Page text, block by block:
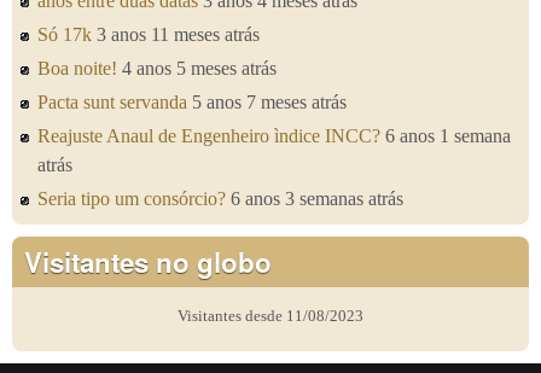
Só 17k 3 anos 11 meses atrás
Boa noite! 4 anos 5 meses atrás
Pacta sunt servanda 5 anos 7 meses atrás
Reajuste Anaul de Engenheiro ìndice INCC? 6 anos 1 semana
atrás
Seria tipo um consórcio? 6 anos 3 semanas atrás
Visitantes no globo
Visitantes desde 11/08/2023